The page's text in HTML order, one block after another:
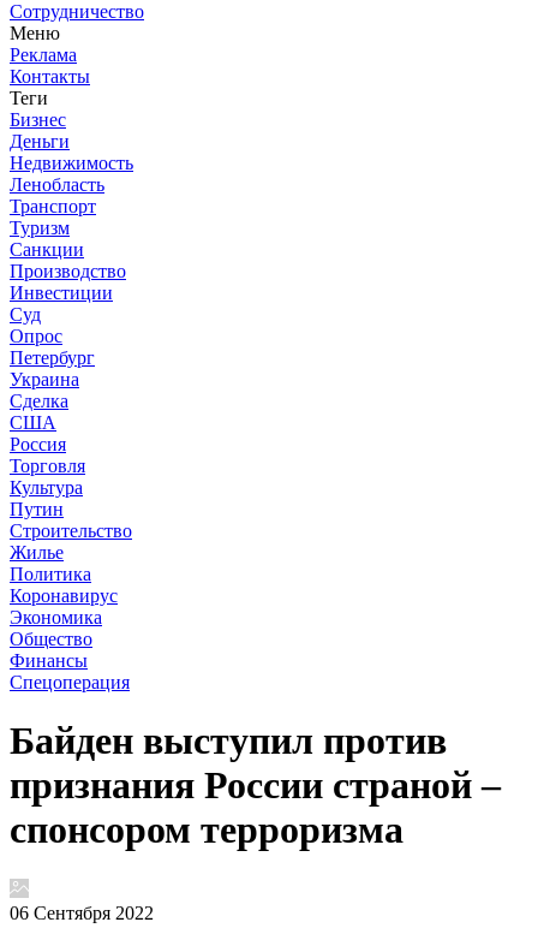
Сотрудничество
Меню
Реклама
Контакты
Теги
Бизнес
Деньги
Недвижимость
Ленобласть
Транспорт
Туризм
Санкции
Производство
Инвестиции
Суд
Опрос
Петербург
Украина
Сделка
США
Россия
Торговля
Культура
Путин
Строительство
Жилье
Политика
Коронавирус
Экономика
Общество
Финансы
Спецоперация
Байден выступил против
признания России страной –
спонсором терроризма
06 Сентября 2022